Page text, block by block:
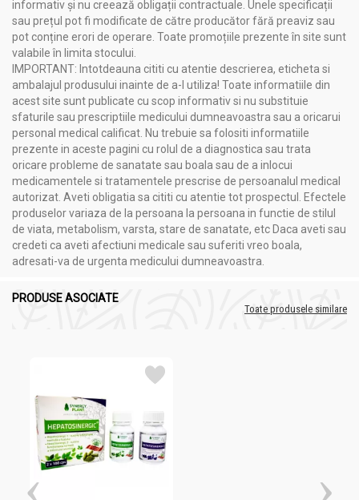
informativ și nu creează obligații contractuale. Unele specificații
sau prețul pot fi modificate de către producător fără preaviz sau
pot conține erori de operare. Toate promoțiile prezente în site sunt
valabile în limita stocului.
IMPORTANT: Intotdeauna cititi cu atentie descrierea, eticheta si
ambalajul produsului inainte de a-l utiliza! Toate informatiile din
acest site sunt publicate cu scop informativ si nu substituie
sfaturile sau prescriptiile medicului dumneavoastra sau a oricarui
personal medical calificat. Nu trebuie sa folositi informatiile
prezente in aceste pagini cu rolul de a diagnostica sau trata
oricare probleme de sanatate sau boala sau de a inlocui
medicamentele si tratamentele prescrise de persoanalul medical
autorizat. Aveti obligatia sa cititi cu atentie tot prospectul. Efectele
produselor variaza de la persoana la persoana in functie de stilul
de viata, metabolism, varsta, stare de sanatate, etc Daca aveti sau
credeti ca aveti afectiuni medicale sau suferiti vreo boala,
adresati-va de urgenta medicului dumneavoastra.
PRODUSE ASOCIATE
Toate produsele similare